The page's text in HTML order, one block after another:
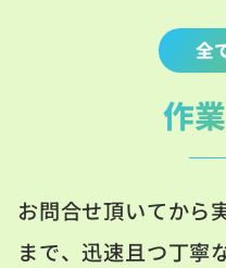
全
作
お問合せ頂いてから
まで、迅速且つ丁寧